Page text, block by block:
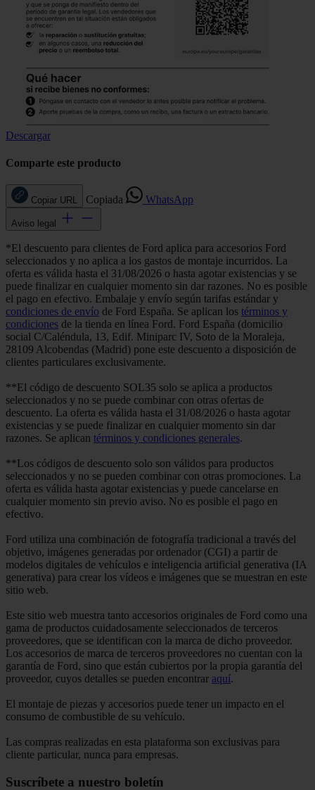
Descargar
Comparte este producto
Copiar URL Copiada WhatsApp
Aviso legal
*El descuento para clientes de Ford aplica para accesorios Ford
seleccionados y no aplica a los gastos de montaje incurridos. La
oferta es válida hasta el 31/08/2026 o hasta agotar existencias y se
puede finalizar en cualquier momento sin dar razones. No es posible
el pago en efectivo. Embalaje y envío según tarifas estándar y
condiciones de envío de Ford España. Se aplican los términos y
condiciones de la tienda en línea Ford. Ford España (domicilio
social C/Caléndula, 13, Edif. Miniparc IV, Soto de la Moraleja,
28109 Alcobendas (Madrid) pone este descuento a disposición de
clientes particulares exclusivamente.
**El código de descuento SOL35 solo se aplica a productos
seleccionados y no se puede combinar con otras ofertas de
descuento. La oferta es válida hasta el 31/08/2026 o hasta agotar
existencias y se puede finalizar en cualquier momento sin dar
razones. Se aplican términos y condiciones generales.
**Los códigos de descuento solo son válidos para productos
seleccionados y no se pueden combinar con otras promociones. La
oferta es válida hasta agotar existencias y puede cancelarse en
cualquier momento sin previo aviso. No es posible el pago en
efectivo.
Ford utiliza una combinación de fotografía tradicional a través del
objetivo, imágenes generadas por ordenador (CGI) a partir de
modelos digitales de vehículos e inteligencia artificial generativa (IA
generativa) para crear los vídeos e imágenes que se muestran en este
sitio web.
Este sitio web muestra tanto accesorios originales de Ford como una
gama de productos cuidadosamente seleccionados de terceros
proveedores, que se identifican con la marca de dicho proveedor.
Los accesorios de marca de terceros proveedores no cuentan con la
garantía de Ford, sino que están cubiertos por la propia garantía del
proveedor, cuyos detalles se pueden encontrar aquí.
El montaje de piezas y accesorios puede tener un impacto en el
consumo de combustible de su vehículo.
Las compras realizadas en esta plataforma son exclusivas para
cliente particular, nunca para empresas.
Suscríbete a nuestro boletín